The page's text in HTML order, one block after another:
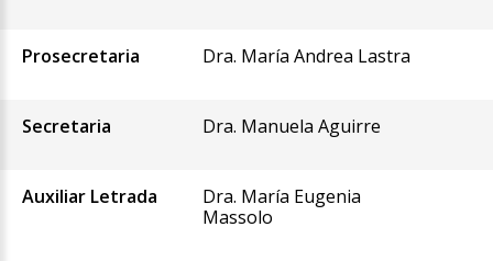
Prosecretaria Dra. María Andrea Lastra
Secretaria Dra. Manuela Aguirre
Auxiliar Letrada
Dra. María Eugenia
Massolo